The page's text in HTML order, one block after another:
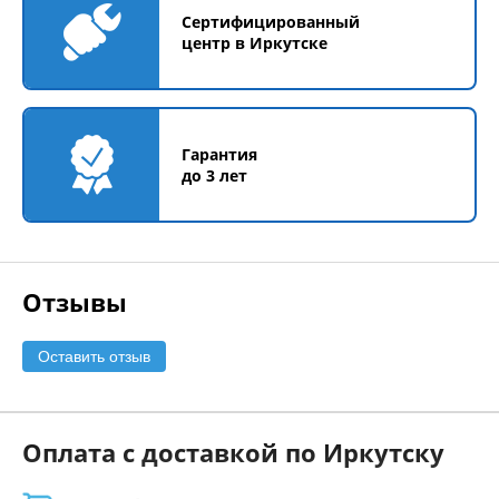
Сертифицированный
центр в Иркутске
Гарантия
до 3 лет
Отзывы
Оставить отзыв
Оплата с доставкой по Иркутску